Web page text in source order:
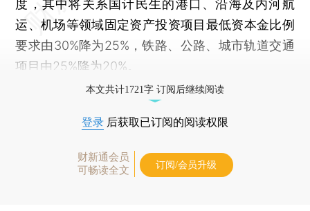
度，其中将关系国计民生的港口、沿海及内河航
运、机场等领域固定资产投资项目最低资本金比例
要求由30%降为25%，铁路、公路、城市轨道交通
项目由25%降为20%。
本文共计1721字 订阅后继续阅读
登录 后获取已订阅的阅读权限
财新通会员
可畅读全文
订阅/会员升级